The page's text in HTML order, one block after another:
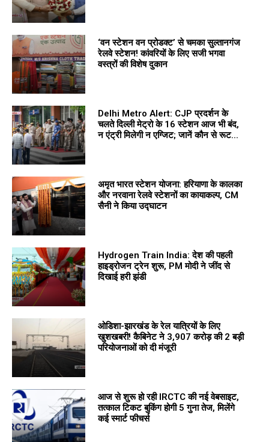
‘वन स्टेशन वन प्रोडक्ट’ से चमका सुल्तानगंज
रेलवे स्टेशन! कांवरियों के लिए सजी भगवा
वस्त्रों की विशेष दुकान
Delhi Metro Alert: CJP प्रदर्शन के
चलते दिल्ली मेट्रो के 16 स्टेशन आज भी बंद,
न एंट्री मिलेगी न एग्जिट; जानें कौन से रूट...
अमृत भारत स्टेशन योजना: हरियाणा के कालका
और नरवाना रेलवे स्टेशनों का कायाकल्प, CM
सैनी ने किया उद्घाटन
Hydrogen Train India: देश की पहली
हाइड्रोजन ट्रेन शुरू, PM मोदी ने जींद से
दिखाई हरी झंडी
ओडिशा-झारखंड के रेल यात्रियों के लिए
खुशखबरी! कैबिनेट ने 3,907 करोड़ की 2 बड़ी
परियोजनाओं को दी मंजूरी
आज से शुरू हो रही IRCTC की नई वेबसाइट,
तत्काल टिकट बुकिंग होगी 5 गुना तेज, मिलेंगे
कई स्मार्ट फीचर्स